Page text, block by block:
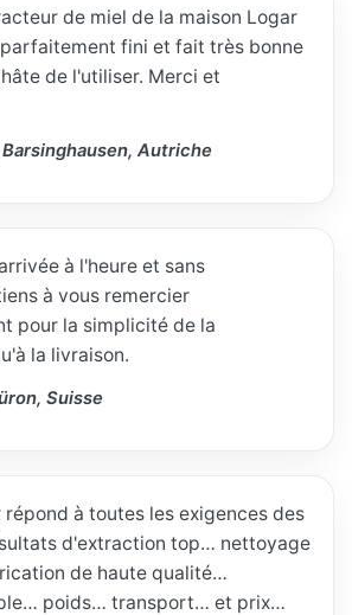
de miel de la maison Logar
fini et fait très bonne
de l'utiliser. Merci et
Autriche
à l'heure et sans
à vous remercier
pour la simplicité de la
la livraison.
Suisse
à toutes les exigences des
d'extraction top… nettoyage
de haute qualité…
poids… transport… et prix…